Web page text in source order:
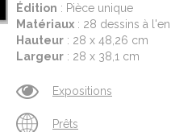
Édition : Pièce unique
Matériaux : 28 dessins à
Hauteur : 28 x 48,26 cm
Largeur : 28 x 38,1 cm
Expositions
Prêts